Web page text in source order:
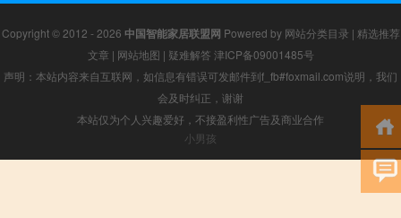
Copyright © 2012 - 2026 中国智能家居联盟网 Powered by 网站分类目录 | 精选推荐
文章 | 网站地图 | 疑难解答 津ICP备09001485号
声明：本站内容来自互联网，如信息有错误可发邮件到f_fb#foxmail.com说明，我们
会及时纠正，谢谢
本站仅为个人兴趣爱好，不接盈利性广告及商业合作
小男孩